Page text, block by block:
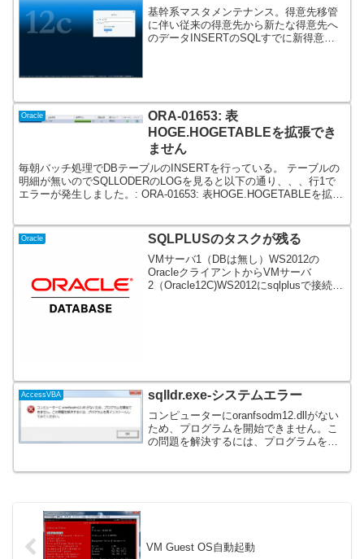
基幹系マスタメンテナンス。得意先移管
に伴い従来の得意先から新たな得意先へ
のデータINSERTのSQLすでに新得意先
Oracle
ORA-01653: 表
HOGE.HOGETABLEを拡張でき
ません
毎朝バッチ処理でDBテーブルのINSERTを行っている。 テーブルの
明細が無いのでSQLLODERのLOGを見ると以下の通り、、、行1で
エラーが発生しました。: ORA-01653: 表HOGE.HOGETABLEを拡張
Oracle SQLPLUSのタスクが残る
VMサーバ1（DBは無し）WS2012の
OracleクライアントからVMサーバ
2（Oracle12C)WS2012にsqlplusで接続し
AccessVBA sqlldr.exe-システムエラー
コンピューターにoranfsodm12.dllがない
ため、プログラムを開始できません。こ
の問題を解決するには、プログラムを再
VM Guest OS自動起動